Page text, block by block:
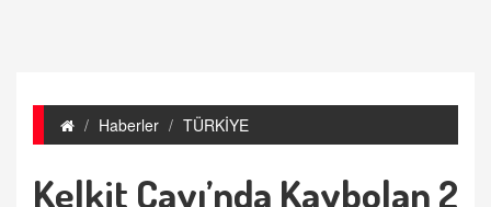
Haberler TÜRKİYE
Kelkit Çayı’nda Kaybolan 2